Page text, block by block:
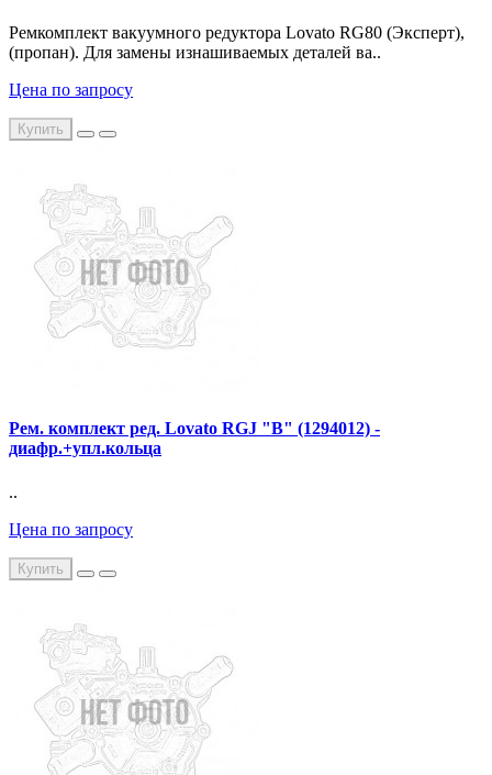
Ремкомплект вакуумного редуктора Lovato RG80 (Эксперт),
(пропан). Для замены изнашиваемых деталей ва..
Цена по запросу
Купить
Рем. комплект ред. Lovato RGJ "В" (1294012) -
диафр.+упл.кольца
..
Цена по запросу
Купить